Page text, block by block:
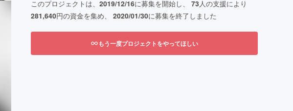
このプロジェクトは、 2019/12/16に募集を開始し、 73人の支援により
281,640円の資金を集め、 2020/01/30に募集を終了しました
もう一度プロジェクトをやってほしい